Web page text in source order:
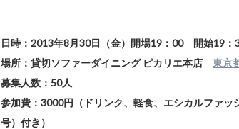
日時：2013年8月30日（金）開場19：00 開始19：
場所：貸切ソファーダイニング ピカリエ本店 東京
募集人数：50人
参加費：3000円（ドリンク、軽食、エシカルファッ
号）付き）